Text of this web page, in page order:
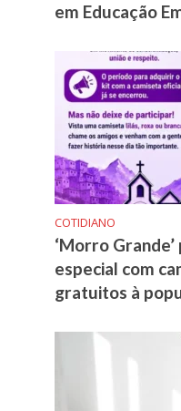
em Educação
COTIDIANO
‘Morro
especial com
gratuitos à